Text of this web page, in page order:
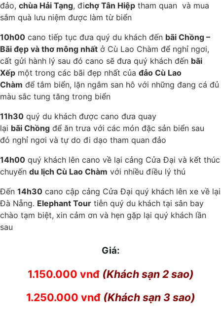
đảo, chùa Hải Tạng, đichợ Tân Hiệp tham quan và mua
sắm quà lưu niệm được làm từ biển
10h00 cano tiếp tục đưa quý du khách đến bãi Chồng –
Bãi đẹp và thơ mông nhất ở Cù Lao Chàm để nghỉ ngơi,
cất gửi hành lý sau đó cano sẽ đưa quý khách đến bãi
Xếp một trong các bãi đẹp nhất của đảo Cù Lao
Chàm để tắm biển, lặn ngắm san hô với những đang cá đủ
màu sắc tung tăng trong biển
11h30 quý du khách được cano đưa quay
lại bãi Chồng để ăn trưa với các món đặc sản biển sau
đó nghỉ ngơi và tự do đi dạo tham quan đảo
14h00 quý khách lên cano về lại cảng Cửa Đại và kết thúc
chuyến du lịch Cù Lao Chàm với nhiều điều lý thú
Đến 14h30 cano cập cảng Cửa Đại quý khách lên xe về lại
Đà Nẵng. Elephant Tour tiễn quý du khách tại sân bay
chào tạm biệt, xin cảm ơn và hẹn gặp lại quý khách lần
sau
Giá:
1.150.000 vnđ (Khách sạn 2 sao)
1.250.000 vnđ (Khách sạn 3 sao)